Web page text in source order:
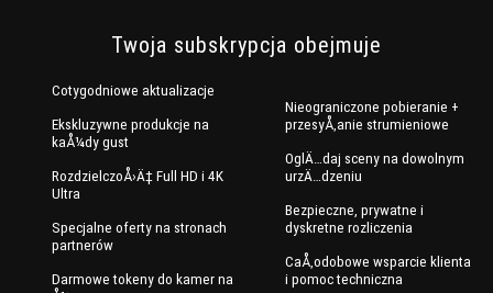
Twoja subskrypcja obejmuje
Cotygodniowe aktualizacje
Ekskluzywne produkcje na
kaÅ¼dy gust
RozdzielczoÅ›Ä‡ Full HD i 4K
Ultra
Specjalne oferty na stronach
partnerów
Darmowe tokeny do kamer na
Nieograniczone pobieranie +
przesyÅ‚anie strumieniowe
OglÄ…daj sceny na dowolnym
urzÄ…dzeniu
Bezpieczne, prywatne i
dyskretne rozliczenia
CaÅ‚odobowe wsparcie klienta
i pomoc techniczna